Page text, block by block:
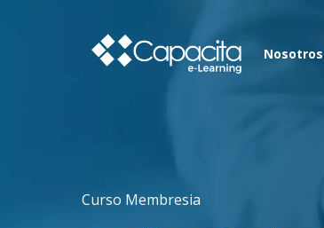
Nosotros
Curso Membresia